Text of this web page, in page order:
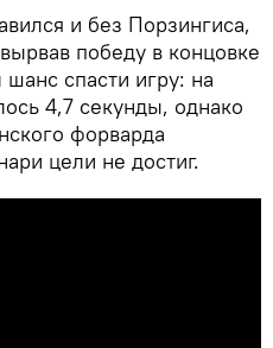
и без Порзингиса,
победу в концовке
шанс спасти игру: на
4,7 секунды, однако
форварда
цели не достиг.